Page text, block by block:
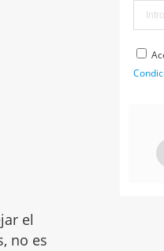
el
no es